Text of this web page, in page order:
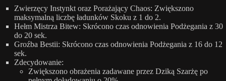
Zwierzęcy Instynkt oraz Porażający Chaos: Zwiększono
maksymalną liczbę ładunków Skoku z 1 do 2.
Hełm Mistrza Bitew: Skrócono czas odnowienia Podżegania z 30
do 20 sek.
Groźba Bestii: Skrócono czas odnowienia Podżegania z 16 do 12
sek.
Zdecydowanie:
Zwiększono obrażenia zadawane przez Dziką Szarżę po